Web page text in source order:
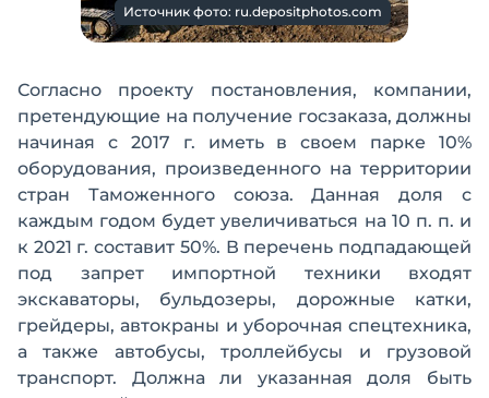
Источник фото: ru.depositphotos.com
Согласно проекту постановления, компании,
претендующие на получение госзаказа, должны
начиная с 2017 г. иметь в своем парке 10%
оборудования, произведенного на территории
стран Таможенного союза. Данная доля с
каждым годом будет увеличиваться на 10 п. п. и
к 2021 г. составит 50%. В перечень подпадающей
под запрет импортной техники входят
экскаваторы, бульдозеры, дорожные катки,
грейдеры, автокраны и уборочная спецтехника,
а также автобусы, троллейбусы и грузовой
транспорт. Должна ли указанная доля быть